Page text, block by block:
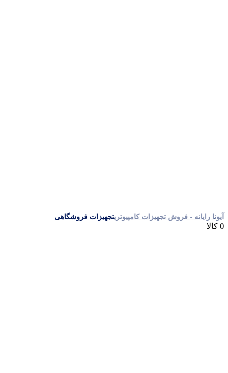
آیونا رایانه - فروش تجهیزات کامپیوتریتجهیزات فروشگاهی
0 کالا